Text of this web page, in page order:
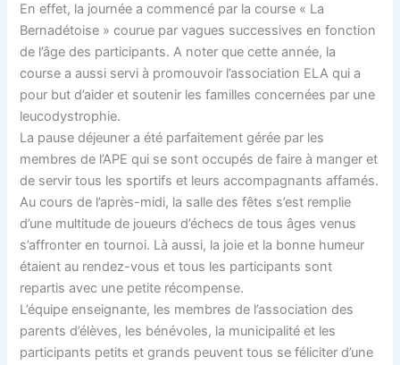
En effet, la journée a commencé par la course « La
Bernadétoise » courue par vagues successives en fonction
de l’âge des participants. A noter que cette année, la
course a aussi servi à promouvoir l’association ELA qui a
pour but d’aider et soutenir les familles concernées par une
leucodystrophie.
La pause déjeuner a été parfaitement gérée par les
membres de l’APE qui se sont occupés de faire à manger et
de servir tous les sportifs et leurs accompagnants affamés.
Au cours de l’après-midi, la salle des fêtes s’est remplie
d’une multitude de joueurs d’échecs de tous âges venus
s’affronter en tournoi. Là aussi, la joie et la bonne humeur
étaient au rendez-vous et tous les participants sont
repartis avec une petite récompense.
L’équipe enseignante, les membres de l’association des
parents d’élèves, les bénévoles, la municipalité et les
participants petits et grands peuvent tous se féliciter d’une